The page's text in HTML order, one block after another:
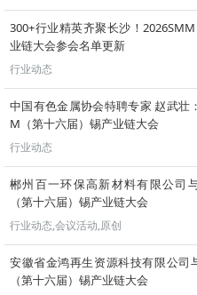
300+行业精英齐聚长沙！
业链大会参会名单更新
行业动态
中国有色金属协会特聘专家 赵武壮
M（第十六届）锡产业链大会
行业动态
郴州百一环保高新材料有限公司
（第十六届）锡产业链大会
行业动态,会议活动,原创
安徽省金鸿再生资源科技有限公司
（第十六届）锡产业链大会